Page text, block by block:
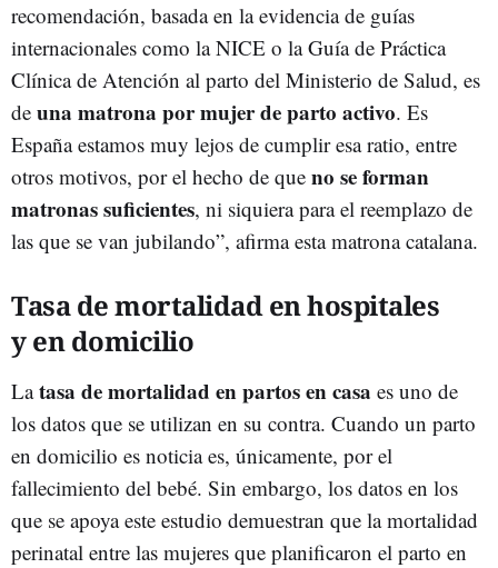
recomendación, basada en la evidencia de guías
internacionales como la NICE o la Guía de Práctica
Clínica de Atención al parto del Ministerio de Salud, es
de una matrona por mujer de parto activo. Es
España estamos muy lejos de cumplir esa ratio, entre
otros motivos, por el hecho de que no se forman
matronas suficientes, ni siquiera para el reemplazo de
las que se van jubilando”, afirma esta matrona catalana.
Tasa de mortalidad en hospitales
y en domicilio
Latasa de mortalidad en partos en casa es uno de
los datos que se utilizan en su contra. Cuando un parto
en domicilio es noticia es, únicamente, por el
fallecimiento del bebé. Sin embargo, los datos en los
que se apoya este estudio demuestran que la mortalidad
perinatal entre las mujeres que planificaron el parto en